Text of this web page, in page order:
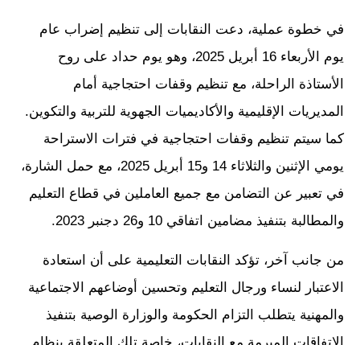
في خطوة عملية، دعت النقابات إلى تنظيم إضراب عام
يوم الأربعاء 16 أبريل 2025، وهو يوم حداد على روح
الأستاذة الراحلة، مع تنظيم وقفات احتجاجية أمام
المديريات الإقليمية والأكاديميات الجهوية للتربية والتكوين.
كما سيتم تنظيم وقفات احتجاجية في فترات الاستراحة
يومي الإثنين والثلاثاء 14 و15 أبريل 2025، مع حمل الشارة،
في تعبير عن التضامن مع جميع العاملين في قطاع التعليم
والمطالبة بتنفيذ مضامين اتفاقي 10 و26 دجنبر 2023.
من جانب آخر، تؤكد النقابات التعليمية على أن استعادة
الاعتبار لنساء ورجال التعليم وتحسين أوضاعهم الاجتماعية
والمهنية يتطلب التزام الحكومة والوزارة الوصية بتنفيذ